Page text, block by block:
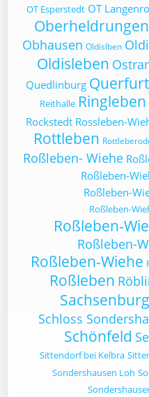
OT Esperstedt OT
Oberheldrungen
Obhausen Oldislben
Oldisleben
Quedlinburg Querfurt
Reithalle Ringleben
Rockstedt Rossleben-
Rottleben
Roßleben- Wiehe
Roßleben-
Roßleben-
Roßleben-
Roßleben-
Roßleben-
Roßleben-Wiehe
Roßleben
Sachsenburg
Schloss
Schönfeld
Sittendorf bei Kelbra
Sondershausen Loh